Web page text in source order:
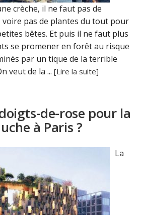
crèche, il ne faut pas de
voire pas de plantes du tout pour
bêtes. Et puis il ne faut plus
se promener en forêt au risque
par un tique de la terrible
veut de la ...[Lire la suite]
de-rose pour la
à Paris ?
La